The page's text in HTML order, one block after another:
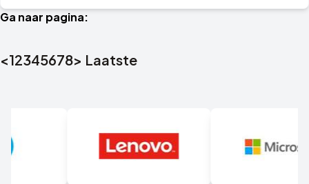
Ga naar pagina:
<12345678> Laatste